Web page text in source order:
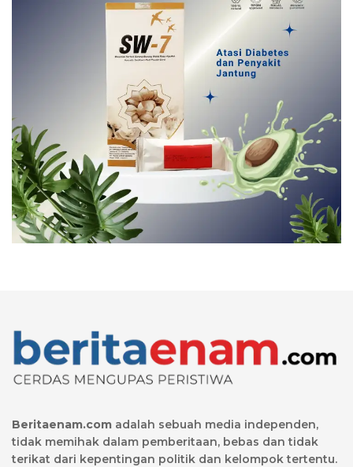
Beritaenam.com adalah sebuah media independen,
tidak memihak dalam pemberitaan, bebas dan tidak
terikat dari kepentingan politik dan kelompok tertentu.